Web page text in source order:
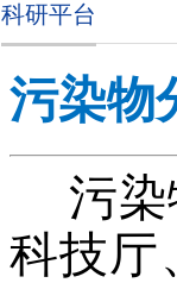
科研平台
污染物
污
科技厅